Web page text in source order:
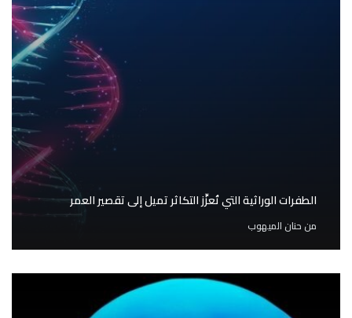
الطفرات الوراثية التي تُعزِّز التكاثر تميل إلى تقصير العمر
من حنان الميهوب